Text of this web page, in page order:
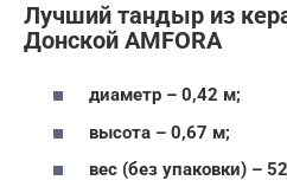
Лучший тандыр из
Донской AMFORA
диаметр – 0,42 м;
высота – 0,67 м;
вес (без упаковки) –